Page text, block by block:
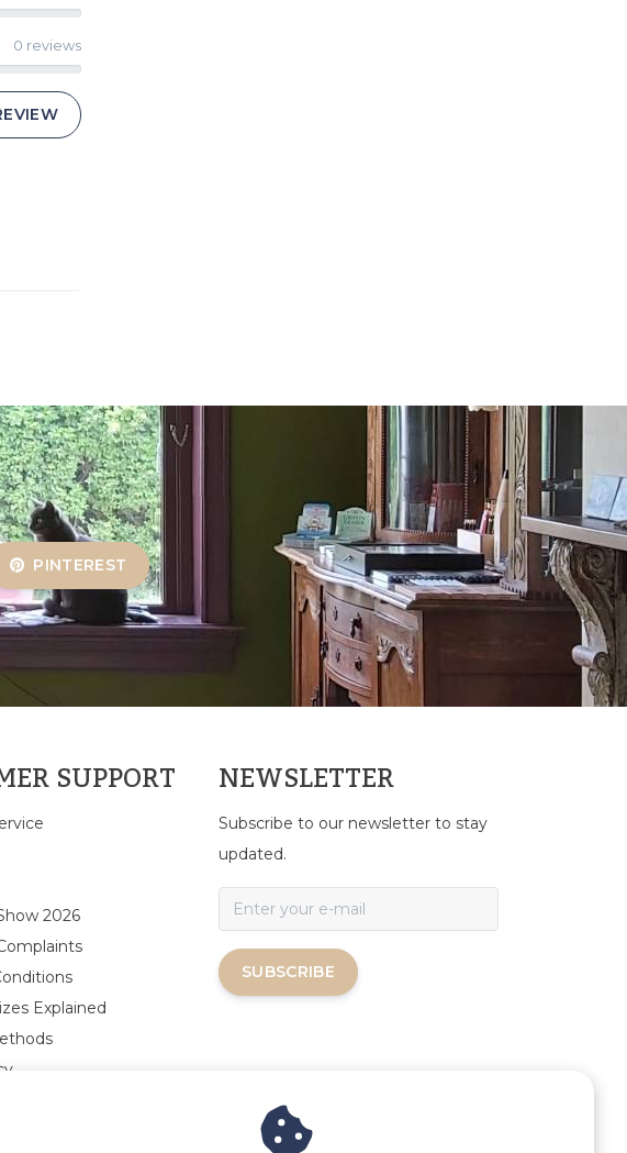
0 reviews
PINTEREST
SUPPORT
2026
Explained
NEWSLETTER
Subscribe to our newsletter to stay
updated.
SUBSCRIBE